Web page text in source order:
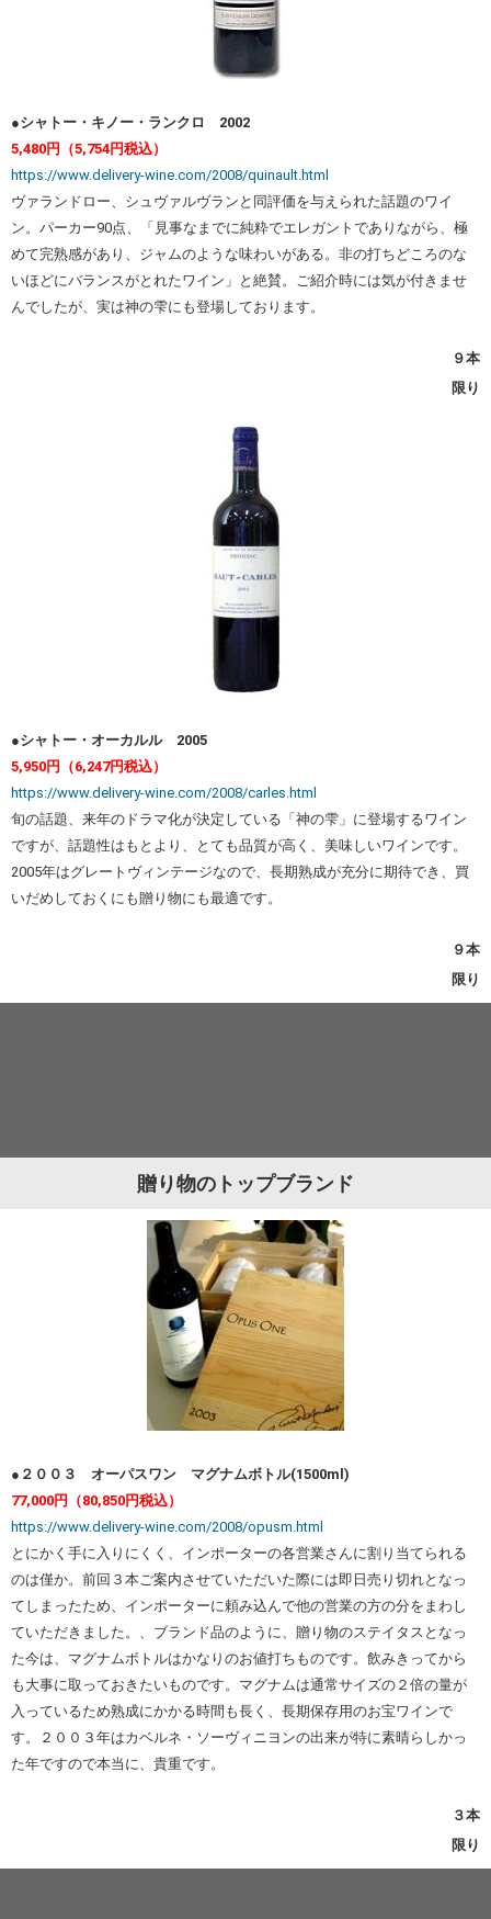
●シャトー・キノー・ランクロ 2002
5,480円（5,754円税込）
https://www.delivery-wine.com/2008/quinault.html
ヴァランドロー、シュヴァルヴランと同評価を与えられた話題のワイ
ン。パーカー90点、「見事なまでに純粋でエレガントでありながら、極
めて完熟感があり、ジャムのような味わいがある。非の打ちどころのな
いほどにバランスがとれたワイン」と絶賛。ご紹介時には気が付きませ
んでしたが、実は神の雫にも登場しております。
９本
限り
●シャトー・オーカルル 2005
5,950円（6,247円税込）
https://www.delivery-wine.com/2008/carles.html
旬の話題、来年のドラマ化が決定している「神の雫」に登場するワイン
ですが、話題性はもとより、とても品質が高く、美味しいワインです。
2005年はグレートヴィンテージなので、長期熟成が充分に期待でき、買
いだめしておくにも贈り物にも最適です。
９本
限り
贈り物のトップブランド
●２００３ オーパスワン マグナムボトル(1500ml)
77,000円（80,850円税込）
https://www.delivery-wine.com/2008/opusm.html
とにかく手に入りにくく、インポーターの各営業さんに割り当てられる
のは僅か。前回３本ご案内させていただいた際には即日売り切れとなっ
てしまったため、インポーターに頼み込んで他の営業の方の分をまわし
ていただきました。、ブランド品のように、贈り物のステイタスとなっ
た今は、マグナムボトルはかなりのお値打ちものです。飲みきってから
も大事に取っておきたいものです。マグナムは通常サイズの２倍の量が
入っているため熟成にかかる時間も長く、長期保存用のお宝ワインで
す。２００３年はカベルネ・ソーヴィニヨンの出来が特に素晴らしかっ
た年ですので本当に、貴重です。
３本
限り